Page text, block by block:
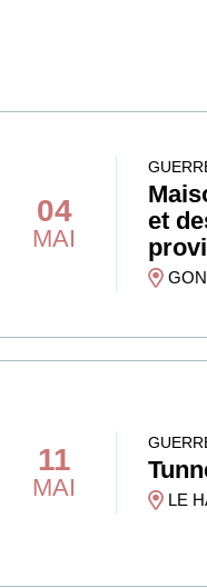
04
MAI
et
11
MAI LE